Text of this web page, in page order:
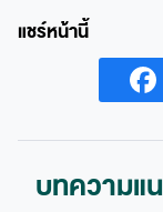
บทความแ